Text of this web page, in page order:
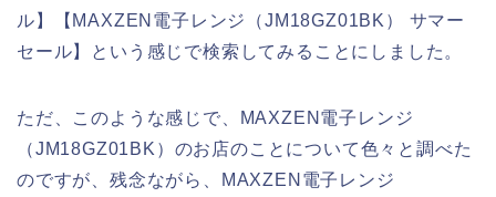
ル】【MAXZEN電子レンジ（JM18GZ01BK） サマー
セール】という感じで検索してみることにしました。
ただ、このような感じで、MAXZEN電子レンジ
（JM18GZ01BK）のお店のことについて色々と調べた
のですが、残念ながら、MAXZEN電子レンジ